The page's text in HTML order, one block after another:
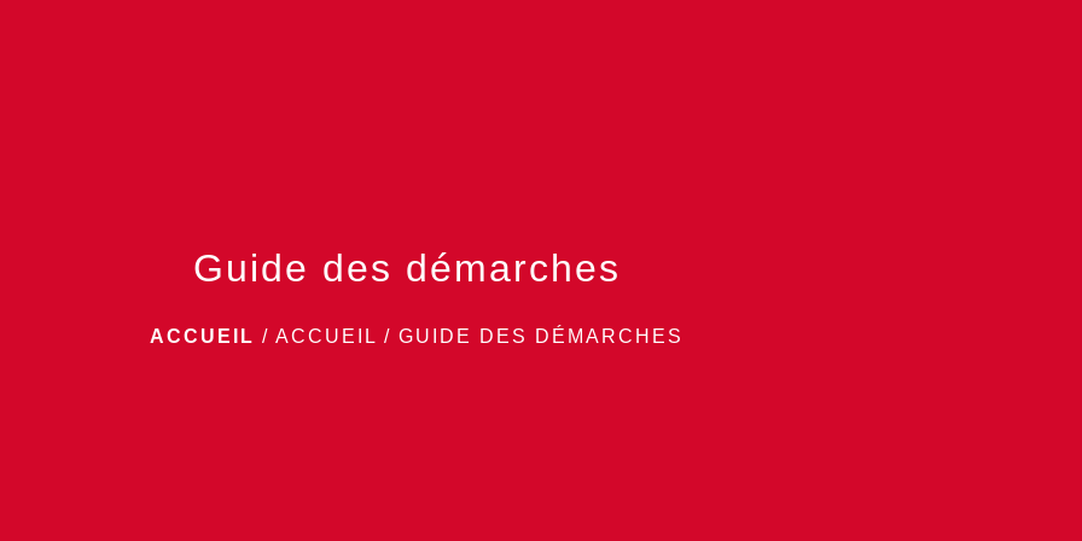
Guide des démarches
ACCUEIL / ACCUEIL / GUIDE DES DÉMARCHES